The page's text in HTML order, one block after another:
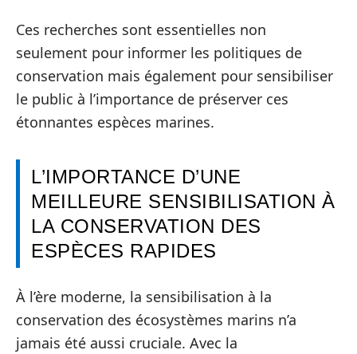
Ces recherches sont essentielles non
seulement pour informer les politiques de
conservation mais également pour sensibiliser
le public à l’importance de préserver ces
étonnantes espèces marines.
L’IMPORTANCE D’UNE
MEILLEURE SENSIBILISATION À
LA CONSERVATION DES
ESPÈCES RAPIDES
À l’ère moderne, la sensibilisation à la
conservation des écosystèmes marins n’a
jamais été aussi cruciale. Avec la